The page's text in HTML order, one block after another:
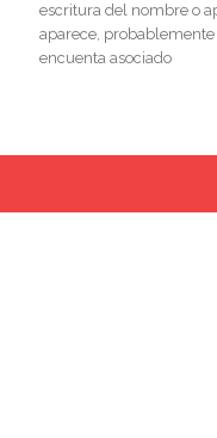
escritura del nombre o
aparece, probablemente
encuenta asociado